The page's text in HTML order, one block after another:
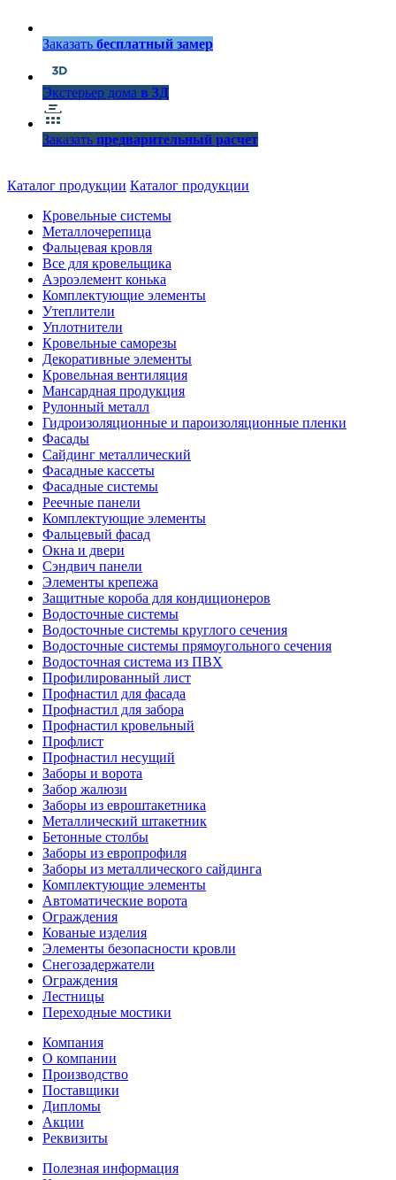
Заказать бесплатный замер
Экстерьер дома в 3Д
Заказать предварительный расчет
Каталог продукции Каталог продукции
Кровельные системы
Металлочерепица
Фальцевая кровля
Все для кровельщика
Аэроэлемент конька
Комплектующие элементы
Утеплители
Уплотнители
Кровельные саморезы
Декоративные элементы
Кровельная вентиляция
Мансардная продукция
Рулонный металл
Гидроизоляционные и пароизоляционные пленки
Фасады
Сайдинг металлический
Фасадные кассеты
Фасадные системы
Реечные панели
Комплектующие элементы
Фальцевый фасад
Окна и двери
Сэндвич панели
Элементы крепежа
Защитные короба для кондиционеров
Водосточные системы
Водосточные системы круглого сечения
Водосточные системы прямоугольного сечения
Водосточная система из ПВХ
Профилированный лист
Профнастил для фасада
Профнастил для забора
Профнастил кровельный
Профлист
Профнастил несущий
Заборы и ворота
Забор жалюзи
Заборы из евроштакетника
Металлический штакетник
Бетонные столбы
Заборы из европрофиля
Заборы из металлического сайдинга
Комплектующие элементы
Автоматические ворота
Ограждения
Кованые изделия
Элементы безопасности кровли
Снегозадержатели
Ограждения
Лестницы
Переходные мостики
Компания
О компании
Производство
Поставщики
Дипломы
Акции
Реквизиты
Полезная информация